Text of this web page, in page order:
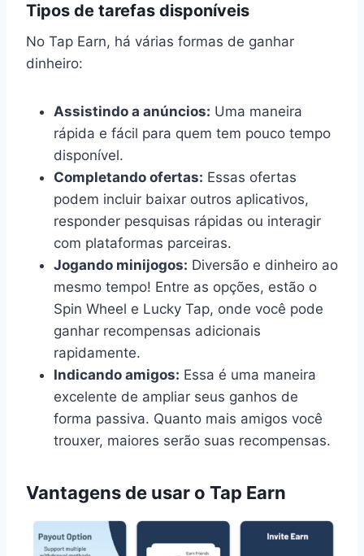
Tipos de tarefas disponíveis
No Tap Earn, há várias formas de ganhar
dinheiro:
Assistindo a anúncios: Uma maneira
rápida e fácil para quem tem pouco tempo
disponível.
Completando ofertas: Essas ofertas
podem incluir baixar outros aplicativos,
responder pesquisas rápidas ou interagir
com plataformas parceiras.
Jogando minijogos: Diversão e dinheiro ao
mesmo tempo! Entre as opções, estão o
Spin Wheel e Lucky Tap, onde você pode
ganhar recompensas adicionais
rapidamente.
Indicando amigos: Essa é uma maneira
excelente de ampliar seus ganhos de
forma passiva. Quanto mais amigos você
trouxer, maiores serão suas recompensas.
Vantagens de usar o Tap Earn